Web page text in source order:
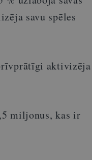
savu spēles
aktivizēja
miljonus, kas ir